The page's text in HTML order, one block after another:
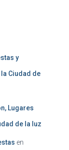
y
la Ciudad de
Lugares
de la luz
en